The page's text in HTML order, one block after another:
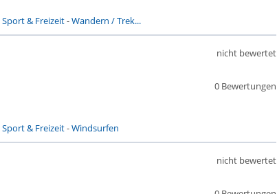
Sport & Freizeit-Wandern / Trek...
0 Bewertungen
nicht bewertet
Sport & Freizeit-Windsurfen
nicht bewertet